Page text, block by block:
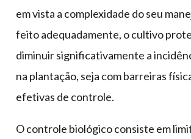
em vista a complexidade do seu
feito adequadamente, o cultivo
diminuir significativamente a
na plantação, seja com barreiras
efetivas de controle.
O controle biológico consiste em